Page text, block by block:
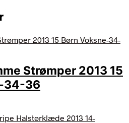
Strømper 2013 15
34-36